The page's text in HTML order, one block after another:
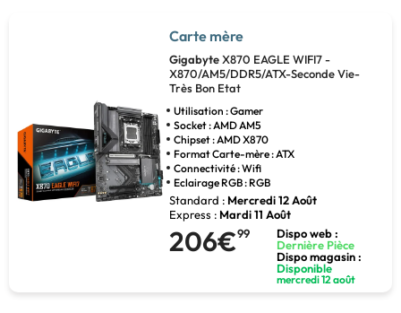
Carte mère
GigabyteX870 EAGLE WIFI7 -
X870/AM5/DDR5/ATX-Seconde Vie-
Très Bon Etat
Utilisation : Gamer
Socket : AMD AM5
Chipset : AMD X870
Format Carte-mère : ATX
Connectivité : Wifi
Eclairage RGB : RGB
Standard : Mercredi 12 Août
Express : Mardi 11 Août
206€99
Dispo web :
Dernière Pièce
Dispo magasin :
Disponible
mercredi 12 août